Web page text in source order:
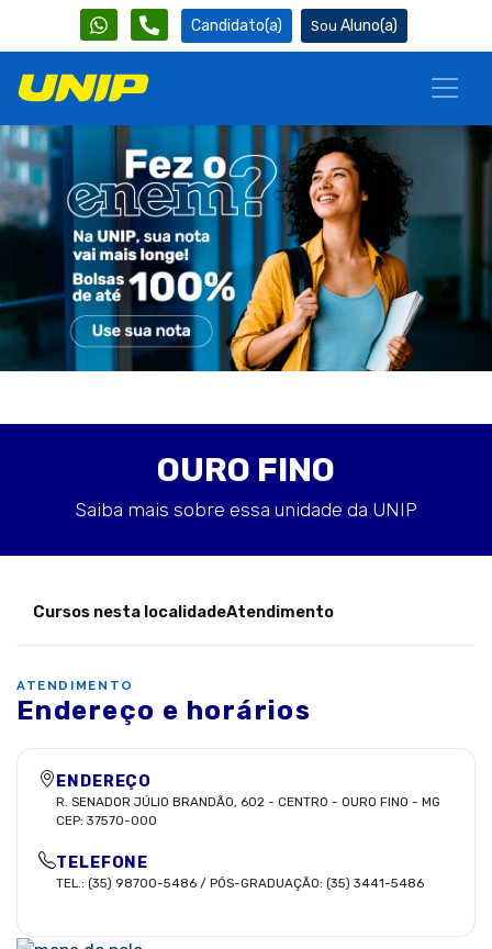
Candidato(a) Aluno(a)
OURO FINO
Saiba mais sobre essa unidade da UNIP
Cursos nesta localidadeAtendimento
ATENDIMENTO
Endereço e horários
ENDEREÇO
R. SENADOR JÚLIO BRANDÃO, 602 -CENTRO-OURO FINO-MG
CEP:37570-000
TELEFONE
TEL.: (35) 98700-5486 / PÓS-GRADUAÇÃO: (35) 3441-5486